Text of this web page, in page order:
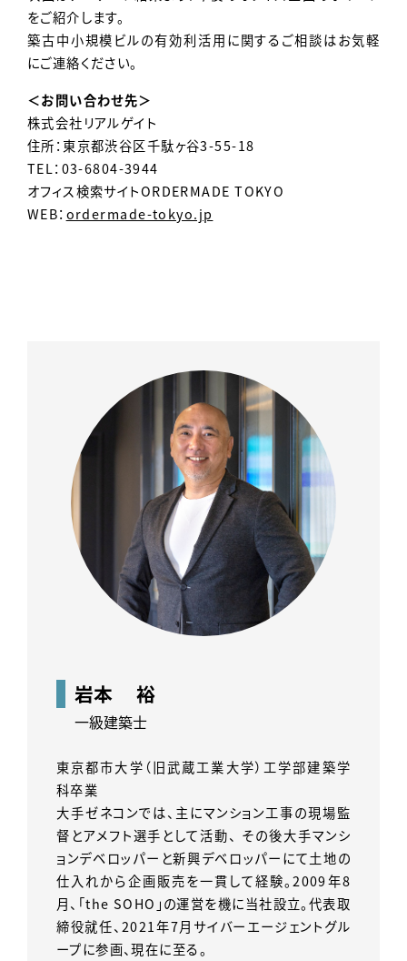
をご紹介します。
築古中小規模ビルの有効利活用に関するご相談はお気軽
にご連絡ください。
＜お問い合わせ先＞
株式会社リアルゲイト
住所：東京都渋谷区千駄ヶ谷3-55-18
TEL：03-6804-3944
オフィス検索サイトORDERMADE TOKYO
WEB： ordermade-tokyo.jp
岩本 裕
一級建築士
東京都市大学（旧武蔵工業大学）工学部建築学
科卒業
大手ゼネコンでは、主にマンション工事の現場監
督とアメフト選手として活動、 その後大手マンシ
ョンデベロッパーと新興デベロッパーにて土地の
仕入れから企画販売を一貫して経験。2009年8
月、「the SOHO」の運営を機に当社設立。代表取
締役就任、2021年7月サイバーエージェントグル
ープに参画、現在に至る。